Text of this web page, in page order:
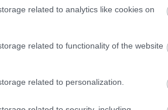
related to analytics like cookies on
related to functionality of the website
related to personalization.
kulisszatitkokról? Bele
fényképét egy
meg se vegye. Ha az
sem az én részemről nem
volt kötelező írnia,